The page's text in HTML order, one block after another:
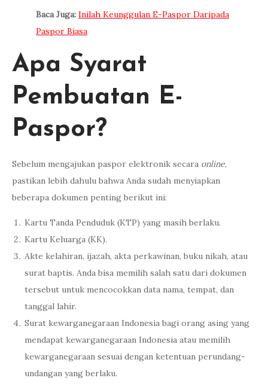
Baca Juga: Inilah Keunggulan E-Paspor Daripada
Paspor Biasa
Apa Syarat
Pembuatan E-
Paspor?
Sebelum mengajukan paspor elektronik secara online,
pastikan lebih dahulu bahwa Anda sudah menyiapkan
beberapa dokumen penting berikut ini:
Kartu Tanda Penduduk (KTP) yang masih berlaku.
Kartu Keluarga (KK).
Akte kelahiran, ijazah, akta perkawinan, buku nikah, atau
surat baptis. Anda bisa memilih salah satu dari dokumen
tersebut untuk mencocokkan data nama, tempat, dan
tanggal lahir.
Surat kewarganegaraan Indonesia bagi orang asing yang
mendapat kewarganegaraan Indonesia atau memilih
kewarganegaraan sesuai dengan ketentuan perundang-
undangan yang berlaku.